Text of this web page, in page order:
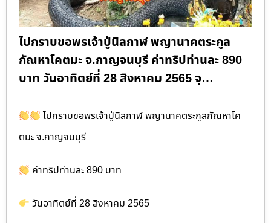
ไปกราบขอพรเจ้าปู่นิลกาฬ พญานาคตระกูล
กัณหาโคตมะ จ.กาญจนบุรี ค่าทริปท่านละ 890
บาท วันอาทิตย์ที่ 28 สิงหาคม 2565 จุ…
ไปกราบขอพรเจ้าปู่นิลกาฬ พญานาคตระกูลกัณหาโค
ตมะ จ.กาญจนบุรี
ค่าทริปท่านละ 890 บาท
วันอาทิตย์ที่ 28 สิงหาคม 2565